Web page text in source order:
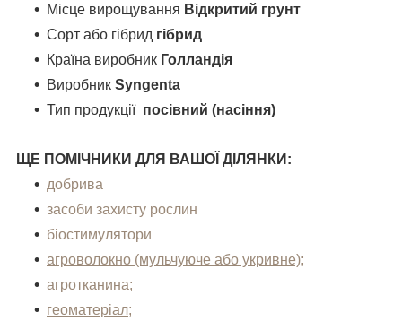
Місце вирощування Відкритий грунт
Сорт або гібрид гібрид
Країна виробник Голландія
Виробник Syngenta
Тип продукції посівний (насіння)
ЩЕ ПОМІЧНИКИ ДЛЯ ВАШОЇ ДІЛЯНКИ:
добрива
засоби захисту рослин
біостимулятори
агроволокно (мульчуюче або укривне);
агротканина;
геоматеріал;